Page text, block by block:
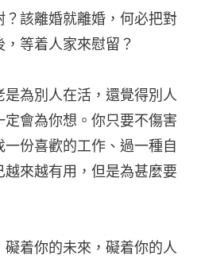
該離婚就離婚，何必把對
等着人家來慰留？
為別人在活，還覺得別人
會為你想。你只要不傷害
份喜歡的工作、過一種自
來越有用，但是為甚麼要
着你的未來，礙着你的人